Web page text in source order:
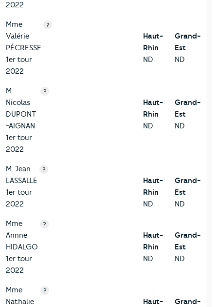
2022
Mme
Valérie
PÉCRESSE
1er tour
2022
?
Haut-
Rhin
ND
Grand-
Est
ND
M.
Nicolas
DUPONT
-AIGNAN
1er tour
2022
?
Haut-
Rhin
ND
Grand-
Est
ND
M. Jean
LASSALLE
1er tour
2022
?
Haut-
Rhin
ND
Grand-
Est
ND
Mme
Annne
HIDALGO
1er tour
2022
?
Haut-
Rhin
ND
Grand-
Est
ND
Mme
Nathalie
?
Haut-
Grand-